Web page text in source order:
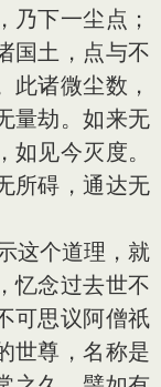
乃下一尘点；
国土，点与不
此诸微尘数，
量劫。如来无
见今灭度。
所碍，通达无
这个道理，就
忆念过去世不
可思议阿僧祇
世尊，名称是